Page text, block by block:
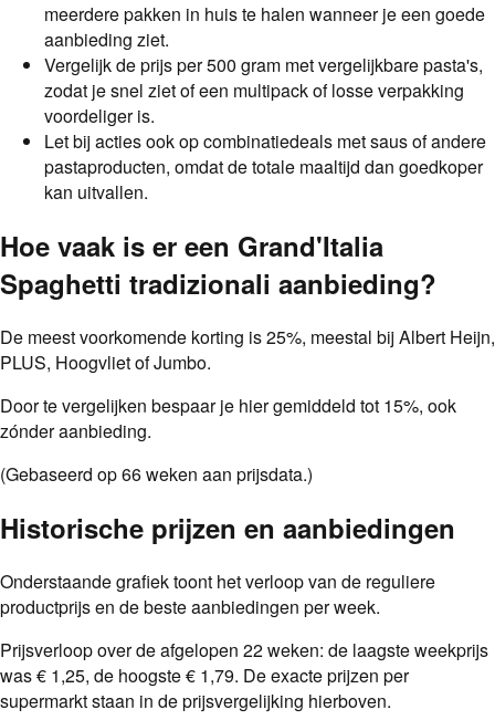
meerdere pakken in huis te halen wanneer je een goede
aanbieding ziet.
Vergelijk de prijs per 500 gram met vergelijkbare pasta's,
zodat je snel ziet of een multipack of losse verpakking
voordeliger is.
Let bij acties ook op combinatiedeals met saus of andere
pastaproducten, omdat de totale maaltijd dan goedkoper
kan uitvallen.
Hoe vaak is er een Grand'Italia
Spaghetti tradizionali aanbieding?
De meest voorkomende korting is25%, meestal bijAlbert Heijn,
PLUS, Hoogvliet of Jumbo.
Door te vergelijken bespaar je hier gemiddeld tot 15%, ook
zónder aanbieding.
(Gebaseerd op66weken aan prijsdata.)
Historische prijzen en aanbiedingen
Onderstaande grafiek toont het verloop van de reguliere
productprijs en de beste aanbiedingen per week.
Prijsverloop over de afgelopen 22weken: de laagste weekprijs
was€ 1,25, de hoogste€ 1,79. De exacte prijzen per
supermarkt staan in de prijsvergelijking hierboven.